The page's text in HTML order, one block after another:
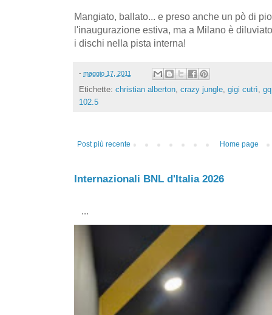
Mangiato, ballato... e preso anche un pò di
l'inaugurazione estiva, ma a Milano è
i dischi nella pista interna!
- maggio 17, 2011
Etichette: christian alberton, crazy jungle, gigi cutrì, gq
102.5
Post più recente Home page
Internazionali BNL d'Italia 2026
...